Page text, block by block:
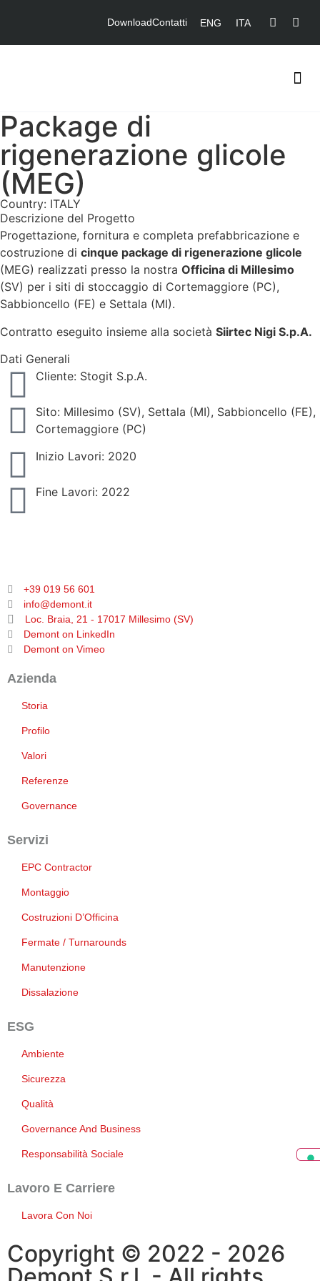
DownloadContatti ENG ITA
Package di
rigenerazione glicole
(MEG)
Country: ITALY
Descrizione del Progetto
Progettazione, fornitura e completa prefabbricazione e
costruzione di cinque package di rigenerazione glicole
(MEG) realizzati presso la nostra Officina di Millesimo
(SV) per i siti di stoccaggio di Cortemaggiore (PC),
Sabbioncello (FE) e Settala (MI).
Contratto eseguito insieme alla società Siirtec Nigi S.p.A.
Dati Generali
Cliente: Stogit S.p.A.
Sito: Millesimo (SV), Settala (MI), Sabbioncello (FE),
Cortemaggiore (PC)
Inizio Lavori: 2020
Fine Lavori: 2022
+39 019 56 601
info@demont.it
Loc. Braia, 21 - 17017 Millesimo (SV)
Demont on LinkedIn
Demont on Vimeo
Azienda
Storia
Profilo
Valori
Referenze
Governance
Servizi
EPC Contractor
Montaggio
Costruzioni D’Officina
Fermate / Turnarounds
Manutenzione
Dissalazione
ESG
Ambiente
Sicurezza
Qualità
Governance And Business
Responsabilità Sociale
Lavoro E Carriere
Lavora Con Noi
Copyright © 2022 - 2026